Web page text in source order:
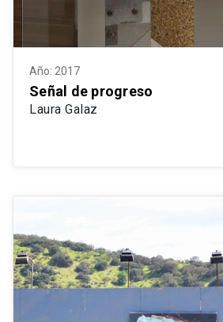
Año: 2017
Señal de progreso
Laura Galaz